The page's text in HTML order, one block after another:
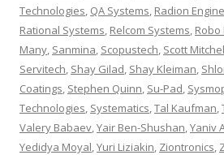
Technologies, QA Systems, Radion
Rational Systems, Relcom Systems, Robo
Many, Sanmina, Scopustech, Scott
Servitech, Shay Gilad, Shay Kleiman,
Coatings, Stephen Quinn, Su-Pad,
Technologies, Systematics,Tal Kaufman,
Valery Babaev,Yair Ben-Shushan,Yaniv
Yedidya Moyal,Yuri Liziakin, Ziontronics,